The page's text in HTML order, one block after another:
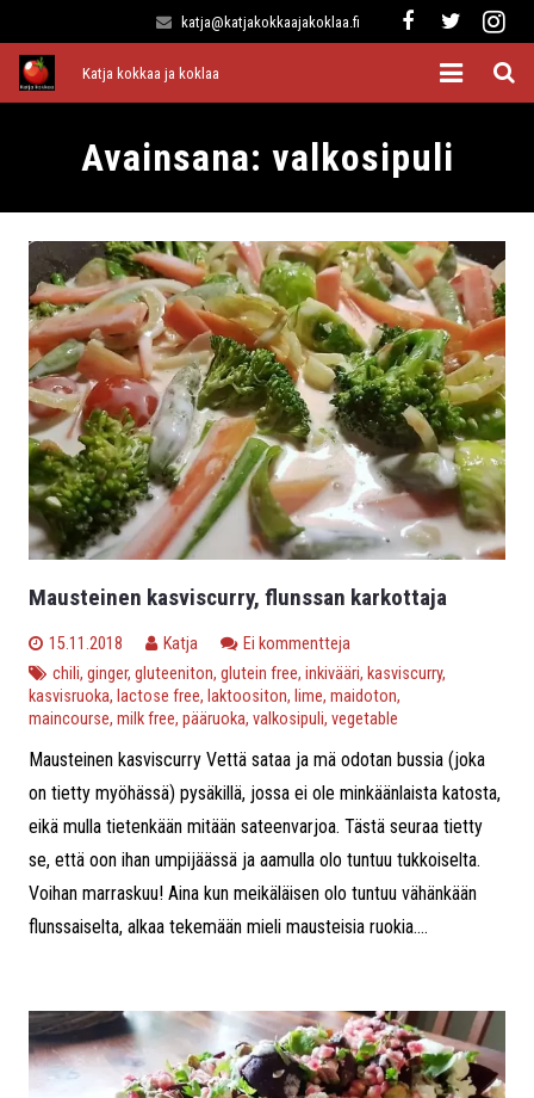
katja@katjakokkaajakoklaa.fi
Katja kokkaa ja koklaa
Pääruoat
Lisukkeet
Jälkiruoat
Kaikki reseptit
Avainsana: valkosipuli
Mausteinen kasviscurry, flunssan karkottaja
15.11.2018 Katja
Ei kommentteja
chili, ginger, gluteeniton, glutein free, inkivääri, kasviscurry,
kasvisruoka, lactose free, laktoositon, lime, maidoton,
maincourse, milk free, pääruoka, valkosipuli, vegetable
Mausteinen kasviscurry Vettä sataa ja mä odotan bussia (joka
on tietty myöhässä) pysäkillä, jossa ei ole minkäänlaista katosta,
eikä mulla tietenkään mitään sateenvarjoa. Tästä seuraa tietty
se, että oon ihan umpijäässä ja aamulla olo tuntuu tukkoiselta.
Voihan marraskuu! Aina kun meikäläisen olo tuntuu vähänkään
flunssaiselta, alkaa tekemään mieli mausteisia ruokia....